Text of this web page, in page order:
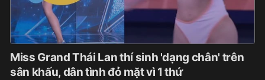
Miss Grand Thái Lan thí sinh 'dạng chân' trên
sân khấu, dân tình đỏ mặt vì 1 thứ